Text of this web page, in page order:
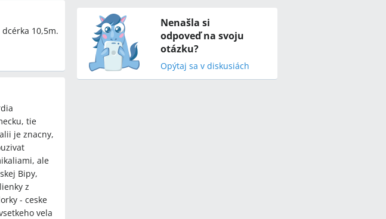
10,5m.
tie
je znacny,
ale
Bipy,
z
- ceske
vela
Nenašla si
odpoveď na svoju
otázku?
Opýtaj sa v diskusiách